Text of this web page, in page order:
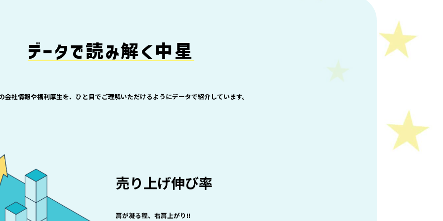
データで読み解く中星
会社情報や福利厚生を、ひと目でご理解いただけるようにデータで紹介しています。
売り上げ伸び率
肩が凝る程、右肩上がり!!